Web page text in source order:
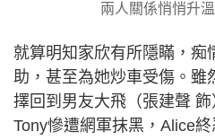
兩人關係悄悄升
就算明知家欣有所隱瞞，痴
助，甚至為她炒車受傷。雖
擇回到男友大飛（張建聲 飾
Tony慘遭網軍抹黑，Alice